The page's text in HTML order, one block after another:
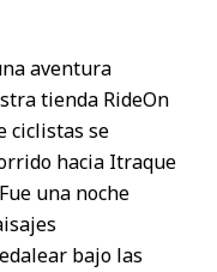
aventura
tienda RideOn
ciclistas se
hacia Itraque
una noche
bajo las